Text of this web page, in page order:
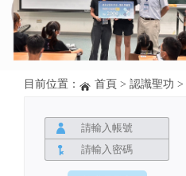
目前位置： 首頁 > 認識聖功 >